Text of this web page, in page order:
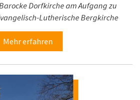
Dorfkirche am Aufgang zu
Lutherische Bergkirche
Mehr erfahren